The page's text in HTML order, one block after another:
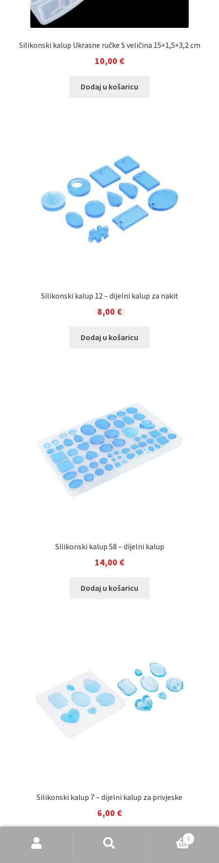
Silikonski kalup Ukrasne ručke S veličina 15×1,5×3,2 cm
10,00 €
Dodaj u košaricu
Silikonski kalup 12 – dijelni kalup za nakit
8,00 €
Dodaj u košaricu
Silikonski kalup 58 – dijelni kalup
14,00 €
Dodaj u košaricu
Silikonski kalup 7 – dijelni kalup za privjeske
6,00 €
Dodaj u košaricu 0